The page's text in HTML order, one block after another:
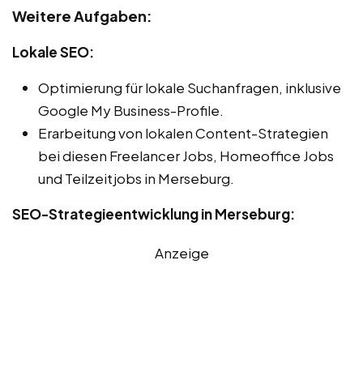
Weitere Aufgaben:
Lokale SEO:
Optimierung für lokale Suchanfragen, inklusive
Google My Business-Profile.
Erarbeitung von lokalen Content-Strategien
bei diesen Freelancer Jobs, Homeoffice Jobs
und Teilzeitjobs in Merseburg.
SEO-Strategieentwicklung in Merseburg:
Anzeige